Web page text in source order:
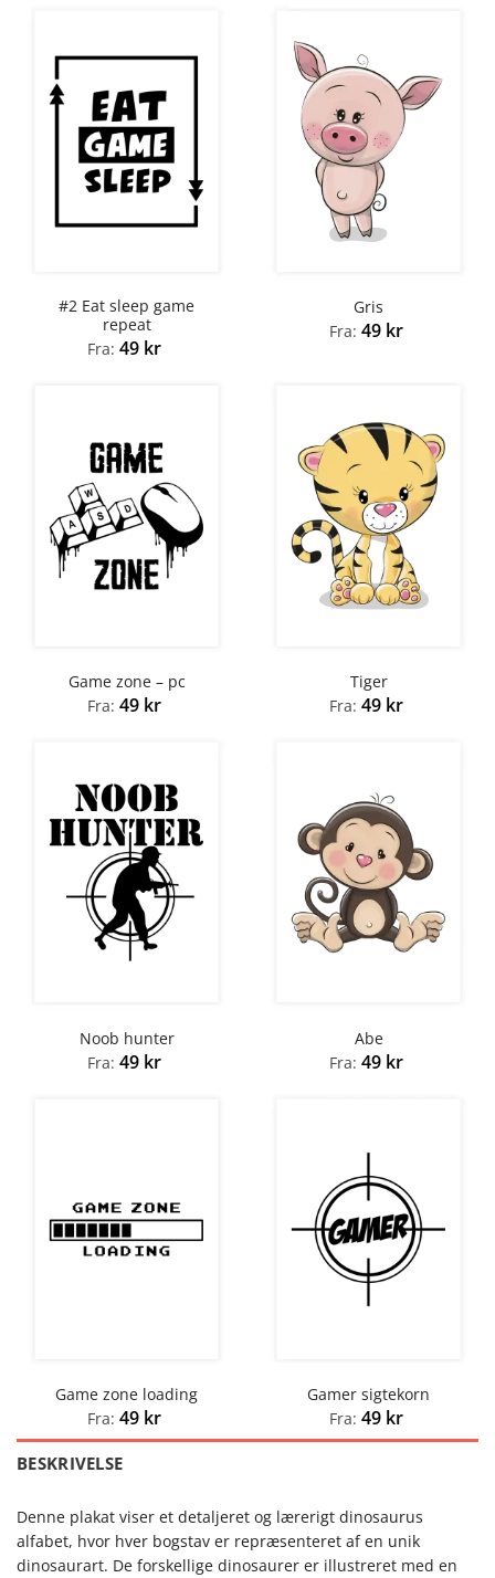
#2 Eat sleep game
repeat
Fra: 49 kr
Gris
Fra: 49 kr
Game zone – pc
Fra: 49 kr
Tiger
Fra: 49 kr
Noob hunter
Fra: 49 kr
Abe
Fra: 49 kr
Game zone loading
Fra: 49 kr
Gamer sigtekorn
Fra: 49 kr
BESKRIVELSE
Denne plakat viser et detaljeret og lærerigt dinosaurus
alfabet, hvor hver bogstav er repræsenteret af en unik
dinosaurart. De forskellige dinosaurer er illustreret med en